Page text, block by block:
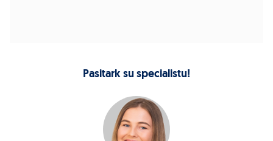
Pasitark su specialistu!